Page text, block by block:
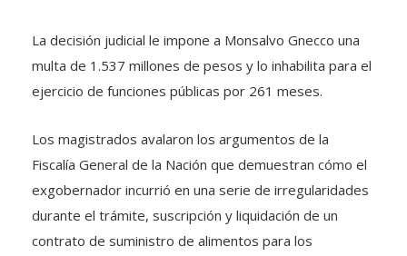
La decisión judicial le impone a Monsalvo Gnecco una
multa de 1.537 millones de pesos y lo inhabilita para el
ejercicio de funciones públicas por 261 meses.
Los magistrados avalaron los argumentos de la
Fiscalía General de la Nación que demuestran cómo el
exgobernador incurrió en una serie de irregularidades
durante el trámite, suscripción y liquidación de un
contrato de suministro de alimentos para los